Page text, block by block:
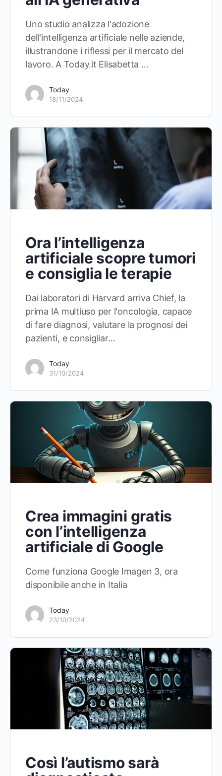
Uno studio analizza l'adozione
dell'intelligenza artificiale nelle aziende,
illustrandone i riflessi per il mercato del
lavoro. A Today.it Elisabetta …
Today
18/11/2024
Ora l’intelligenza
artificiale scopre tumori
e consiglia le terapie
Dai laboratori di Harvard arriva Chief, la
prima IA multiuso per l'oncologia, capace
di fare diagnosi, valutare la prognosi dei
pazienti, e consigliar…
Today
31/10/2024
Crea immagini gratis
con l’intelligenza
artificiale di Google
Come funziona Google Imagen 3, ora
disponibile anche in Italia
Today
23/10/2024
Così l’autismo sarà